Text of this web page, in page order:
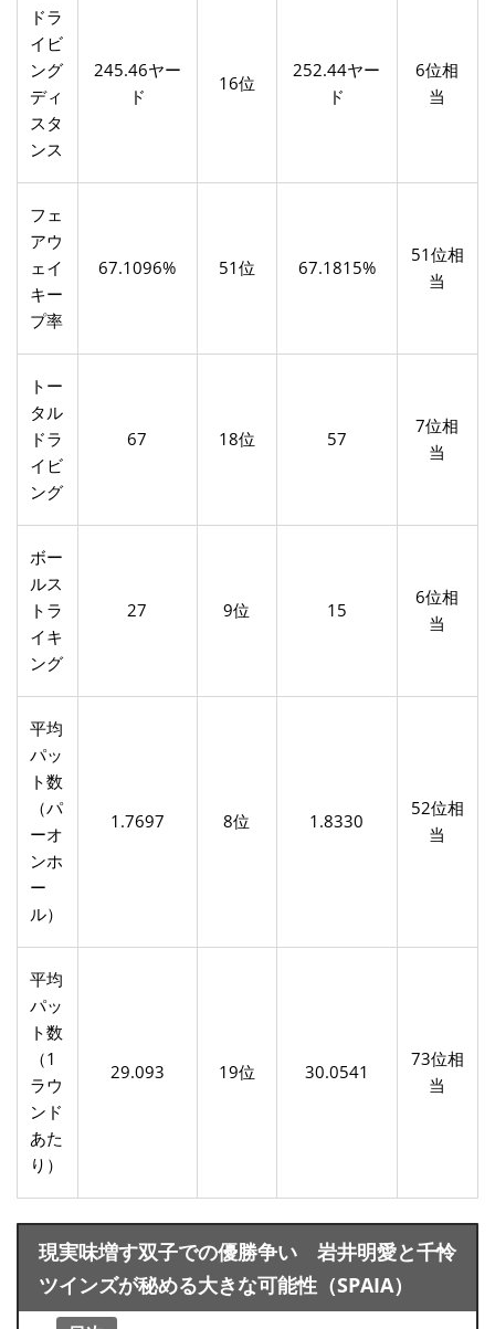
ドラ
イビ
ング
ディ
スタ
ンス
245.46ヤー
ド
16位
252.44ヤー
ド
6位相
当
フェ
アウ
ェイ
キー
プ率
67.1096% 51位 67.1815%
51位相
当
トー
タル
ドラ
イビ
ング
67 18位 57
7位相
当
ボー
ルス
トラ
イキ
ング
27 9位 15
6位相
当
平均
パッ
ト数
（パ
ーオ
ンホ
ー
ル）
1.7697 8位 1.8330
52位相
当
平均
パッ
ト数
（1
ラウ
ンド
あた
り）
29.093 19位 30.0541
73位相
当
現実味増す双子での優勝争い 岩井明愛と千怜
ツインズが秘める大きな可能性（SPAIA）